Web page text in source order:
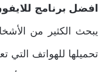
افضل برنامج
يبحث الكثير من